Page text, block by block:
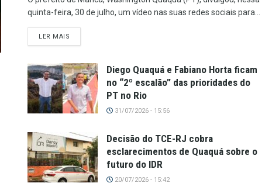
quinta-feira, 30 de julho, um vídeo nas suas redes sociais para...
LER MAIS
Diego Quaquá e Fabiano Horta ficam
no “2º escalão” das prioridades do
PT no Rio
31/07/2026 - 15:56
Decisão do TCE-RJ cobra
esclarecimentos de Quaquá sobre o
futuro do IDR
20/07/2026 - 15:42